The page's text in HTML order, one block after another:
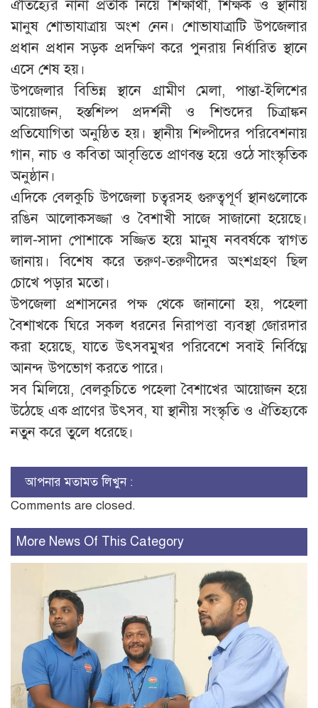
ঐতিহ্যের নানা প্রতীক নিয়ে শিক্ষার্থী, শিক্ষক ও স্থানীয়
মানুষ শোভাযাত্রায় অংশ নেন। শোভাযাত্রাটি উপজেলার
প্রধান প্রধান সড়ক প্রদক্ষিণ করে পুনরায় নির্ধারিত স্থানে
এসে শেষ হয়।
উপজেলার বিভিন্ন স্থানে গ্রামীণ মেলা, পান্তা-ইলিশের
আয়োজন, হস্তশিল্প প্রদর্শনী ও শিশুদের চিত্রাঙ্কন
প্রতিযোগিতা অনুষ্ঠিত হয়। স্থানীয় শিল্পীদের পরিবেশনায়
গান, নাচ ও কবিতা আবৃত্তিতে প্রাণবন্ত হয়ে ওঠে সাংস্কৃতিক
অনুষ্ঠান।
এদিকে বেলকুচি উপজেলা চত্বরসহ গুরুত্বপূর্ণ স্থানগুলোকে
রঙিন আলোকসজ্জা ও বৈশাখী সাজে সাজানো হয়েছে।
লাল-সাদা পোশাকে সজ্জিত হয়ে মানুষ নববর্ষকে স্বাগত
জানায়। বিশেষ করে তরুণ-তরুণীদের অংশগ্রহণ ছিল
চোখে পড়ার মতো।
উপজেলা প্রশাসনের পক্ষ থেকে জানানো হয়, পহেলা
বৈশাখকে ঘিরে সকল ধরনের নিরাপত্তা ব্যবস্থা জোরদার
করা হয়েছে, যাতে উৎসবমুখর পরিবেশে সবাই নির্বিঘ্নে
আনন্দ উপভোগ করতে পারে।
সব মিলিয়ে, বেলকুচিতে পহেলা বৈশাখের আয়োজন হয়ে
উঠেছে এক প্রাণের উৎসব, যা স্থানীয় সংস্কৃতি ও ঐতিহ্যকে
নতুন করে তুলে ধরেছে।
আপনার মতামত লিখুন :
Comments are closed.
More News Of This Category